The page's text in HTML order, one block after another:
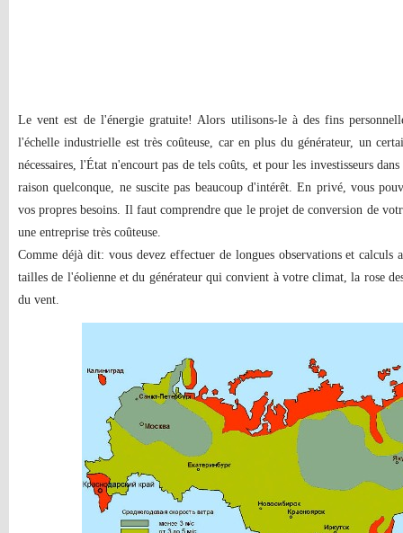
Le vent est de l'énergie gratuite! Alors utilisons-le à des fins
l'échelle industrielle est très coûteuse, car en plus du générateur, un
nécessaires, l'État n'encourt pas de tels coûts, et pour les investisseurs
raison quelconque, ne suscite pas beaucoup d'intérêt. En privé, vous
vos propres besoins. Il faut comprendre que le projet de conversion de
une entreprise très coûteuse.
Comme déjà dit: vous devez effectuer de longues observations et
tailles de l'éolienne et du générateur qui convient à votre climat, la rose
du vent.